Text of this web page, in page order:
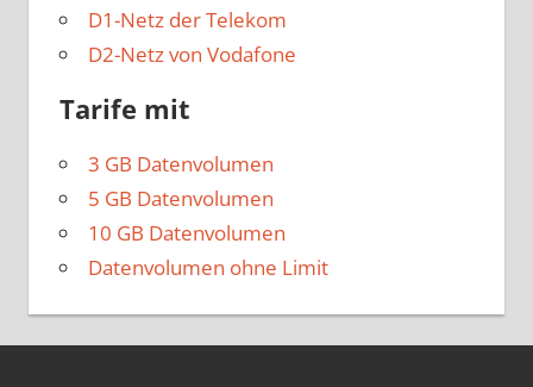
D1-Netz der Telekom
D2-Netz von Vodafone
Tarife mit
3 GB Datenvolumen
5 GB Datenvolumen
10 GB Datenvolumen
Datenvolumen ohne Limit